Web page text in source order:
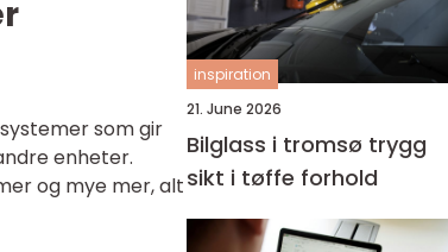
som gir
enheter.
og mye mer, alt
inspiration
21. June 2026
Bilglass i tromsø trygg
sikt i tøffe forhold